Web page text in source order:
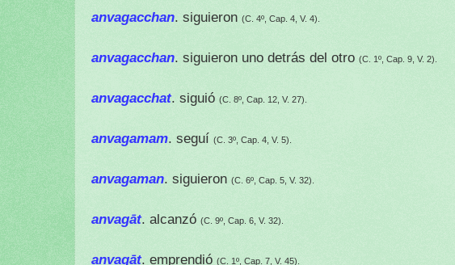
anvagacchan. siguieron (C. 4º, Cap. 4, V. 4).
anvagacchan. siguieron uno detrás del otro (C. 1º, Cap. 9, V. 2).
anvagacchat. siguió (C. 8º, Cap. 12, V. 27).
anvagamam. seguí (C. 3º, Cap. 4, V. 5).
anvagaman. siguieron (C. 6º, Cap. 5, V. 32).
anvagāt. alcanzó (C. 9º, Cap. 6, V. 32).
anvagāt. emprendió (C. 1º, Cap. 7, V. 45).